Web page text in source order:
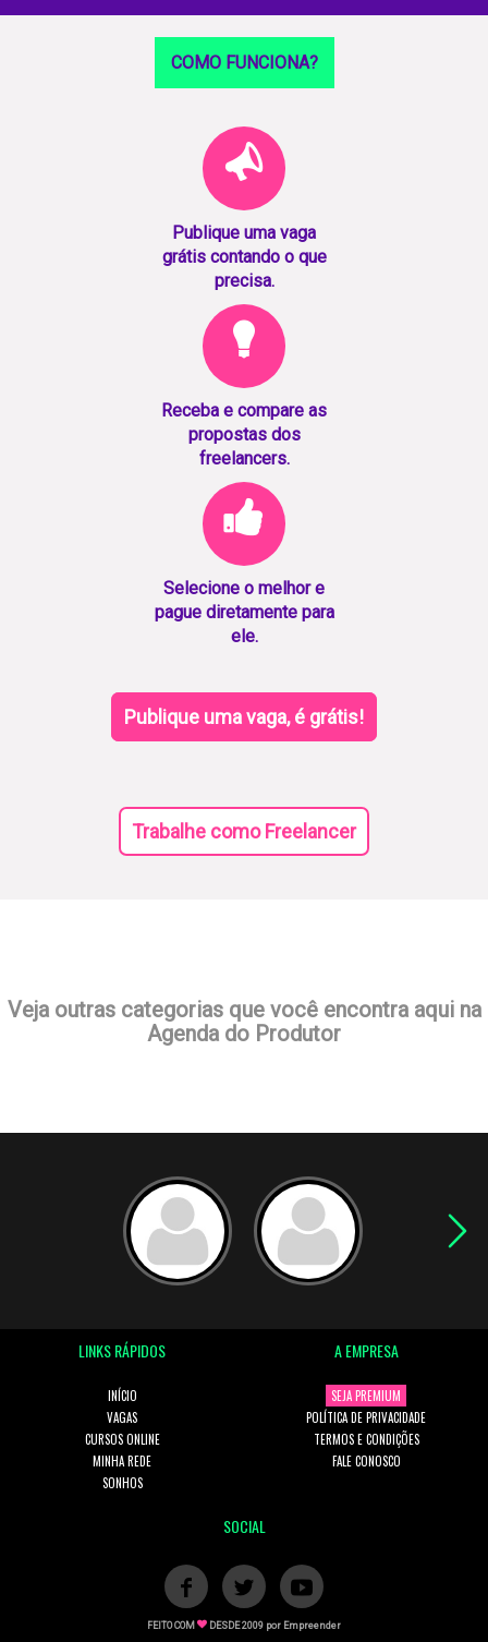
COMO FUNCIONA?
Publique uma vaga
grátis contando o que
precisa.
Receba e compare as
propostas dos
freelancers.
Selecione o melhor e
pague diretamente para
ele.
Publique uma vaga, é grátis!
Trabalhe como Freelancer
Veja outras categorias que você encontra aqui na
Agenda do Produtor
LINKS RÁPIDOS
INÍCIO
VAGAS
CURSOS ONLINE
MINHA REDE
SONHOS
A EMPRESA
SEJA PREMIUM
POLÍTICA DE PRIVACIDADE
TERMOS E CONDIÇÕES
FALE CONOSCO
SOCIAL
FEITO COM DESDE 2009 por Empreender